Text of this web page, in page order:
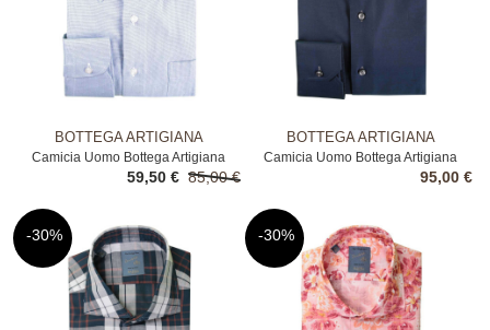
BOTTEGA ARTIGIANA
Camicia Uomo Bottega Artigiana
Blue
85,00 €
59,50 €
BOTTEGA ARTIGIANA
Camicia Uomo Bottega Artigiana
95,00 €
-30% -30%